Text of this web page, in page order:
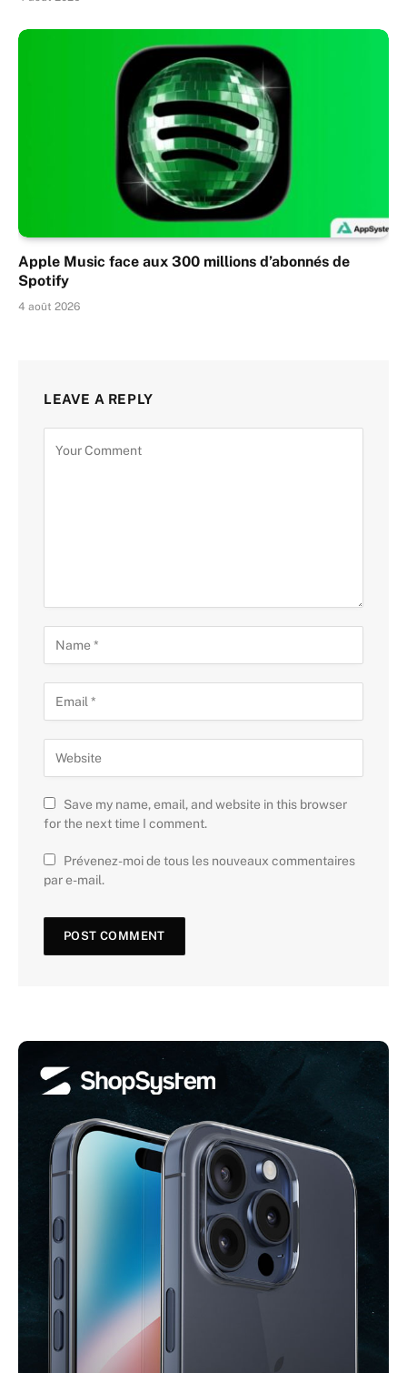
Apple Music face aux 300 millions d’abonnés de
Spotify
4 août 2026
LEAVE A REPLY
Save my name, email, and website in this browser
for the next time I comment.
Prévenez-moi de tous les nouveaux commentaires
par e-mail.